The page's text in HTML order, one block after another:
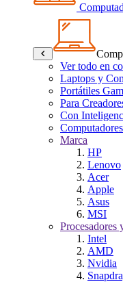
Ver todo en
Laptops y
Portátiles
Para
Con
Marca
HP
Lenovo
Acer
Apple
Asus
MSI
Procesadores
Intel
AMD
Nvidia